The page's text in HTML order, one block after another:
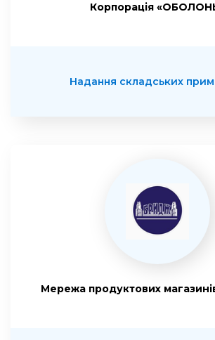
Корпорація
Надання складських
Мережа продуктових